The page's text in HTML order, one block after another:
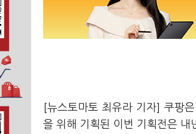
[뉴스토마토 최유라 기자] 쿠팡
을 위해 기획된 이번 기획전은 내